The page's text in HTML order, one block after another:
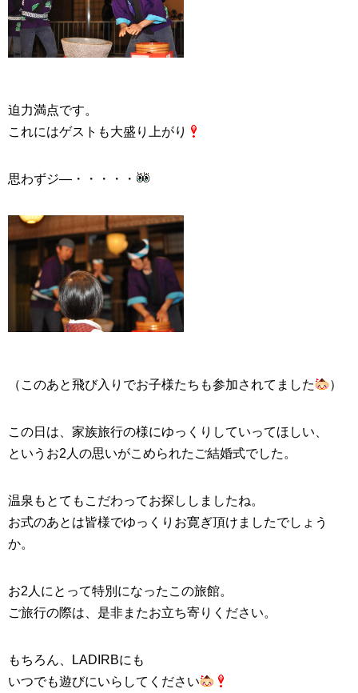
迫力満点です。
これにはゲストも大盛り上がり
思わずジ―・・・・・
（このあと飛び入りでお子様たちも参加されてました ）
この日は、家族旅行の様にゆっくりしていってほしい、
というお2人の思いがこめられたご結婚式でした。
温泉もとてもこだわってお探ししましたね。
お式のあとは皆様でゆっくりお寛ぎ頂けましたでしょう
か。
お2人にとって特別になったこの旅館。
ご旅行の際は、是非またお立ち寄りください。
もちろん、 LADIRBにも
いつでも遊びにいらしてください